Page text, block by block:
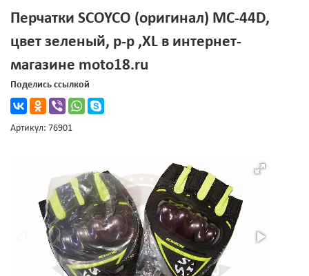
Перчатки SCOYCO (оригинал) МС-44D,
цвет зеленый, р-р ,XL в интернет-
магазине moto18.ru
Поделись ссылкой
Артикул: 76901